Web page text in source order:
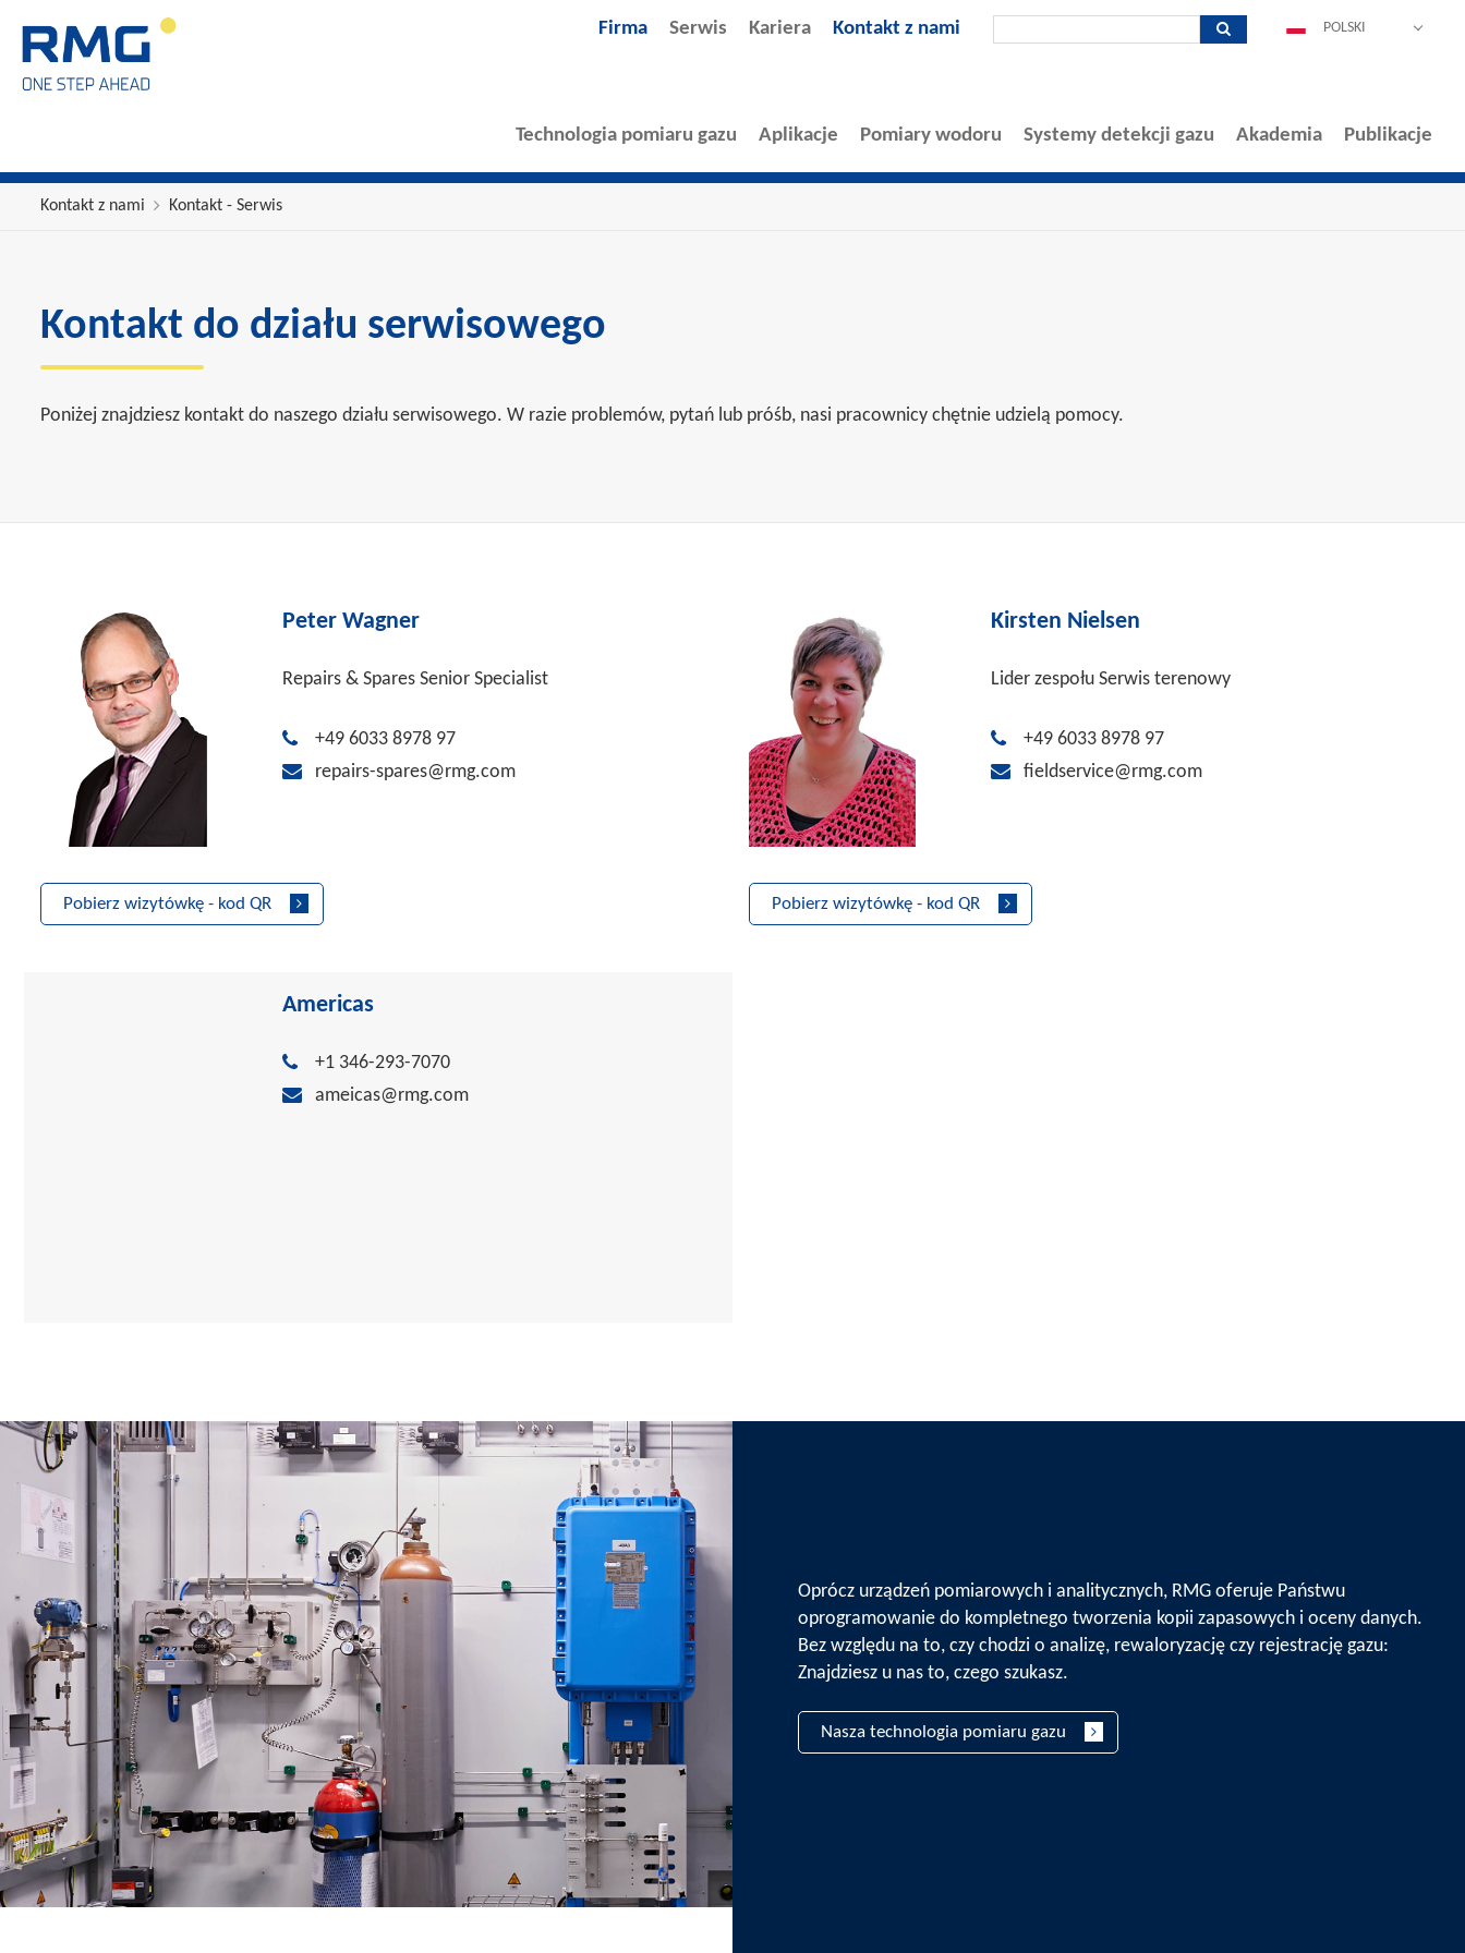
ESPAÑOL
POLSKI
Firma Serwis Kariera Kontakt z nami
Technologia pomiaru gazu Aplikacje Pomiary wodoru Systemy detekcji gazu Akademia Publikacje
Kontakt z nami Kontakt - Serwis
Kontakt do działu serwisowego
Poniżej znajdziesz kontakt do naszego działu serwisowego. W razie problemów, pytań lub próśb, nasi pracownicy chętnie udzielą pomocy.
Peter Wagner
Repairs & Spares Senior Specialist
+49 6033 8978 97
repairs-spares@rmg.com
Pobierz wizytówkę - kod QR
Kirsten Nielsen
Lider zespołu Serwis terenowy
+49 6033 8978 97
fieldservice@rmg.com
Pobierz wizytówkę - kod QR
Americas
+1 346-293-7070
ameicas@rmg.com
Oprócz urządzeń pomiarowych i analitycznych, RMG oferuje Państwu
oprogramowanie do kompletnego tworzenia kopii zapasowych i oceny danych.
Bez względu na to, czy chodzi o analizę, rewaloryzację czy rejestrację gazu:
Znajdziesz u nas to, czego szukasz.
Nasza technologia pomiaru gazu